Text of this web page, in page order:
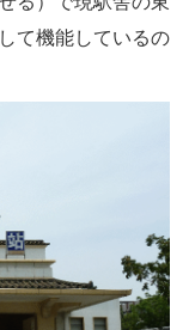
て機能しているの